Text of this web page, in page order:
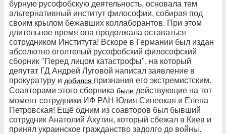
бурную русофобскую деятельность, основала тем
альтернативный институт философии, собирая под
своим крылом бежавших коллаборантов. При этом
длительное время она продолжала оставаться
сотрудником Института! Вскоре в Германии был издан
абсолютно оголтелый русофобский философский
сборник "Перед лицом катастрофы", на который
депутат ГД Андрей Луговой написал заявление в
прокуратуру и добился признания его экстремистским.
Соавторами этого сборника были действующие на тот
момент сотрудники ИФ РАН Юлия Синеокая и Елена
Петровская! Ещё одним из соавторов был бывший
сотрудник Анатолий Ахутин, который сбежал в Киев и
принял украинское гражданство задолго до войны.